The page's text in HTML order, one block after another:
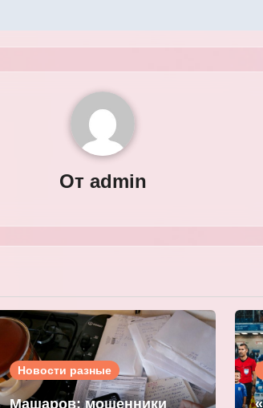
От admin
Новости разные
Машаров: мошенники